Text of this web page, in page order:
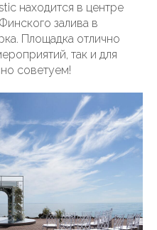
находится в центре
залива в
Площадка отлично
так и для
советуем!